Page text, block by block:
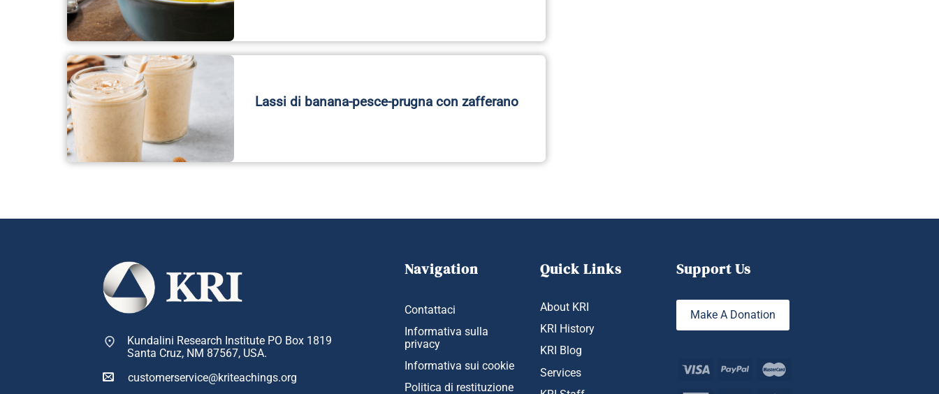
Lassi di banana-pesce-prugna con zafferano
Kundalini Research Institute PO Box 1819
Santa Cruz, NM 87567, USA.
customerservice@kriteachings.org
Navigation
Contattaci
Informativa sulla
privacy
Informativa sui cookie
Politica di restituzione
Quick Links
About KRI
KRI History
KRI Blog
Services
Support Us
Make A Donation